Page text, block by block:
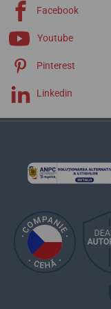
Curele Luminox
Facebook
Youtube
Pinterest
Linkedin